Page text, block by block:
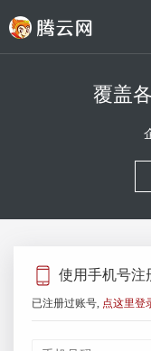
覆盖
使用手机号注
已注册过账号, 点这里登